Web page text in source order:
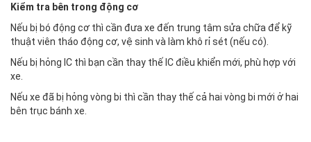
Kiểm tra bên trong động cơ
Nếu bị bó động cơ thì cần đưa xe đến trung tâm sửa chữa để kỹ
thuật viên tháo động cơ, vệ sinh và làm khô rỉ sét (nếu có).
Nếu bị hỏng IC thì bạn cần thay thế IC điều khiển mới, phù hợp với
xe.
Nếu xe đã bị hỏng vòng bi thì cần thay thế cả hai vòng bi mới ở hai
bên trục bánh xe.